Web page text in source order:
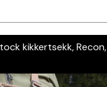
kikkertsekk, Recon,